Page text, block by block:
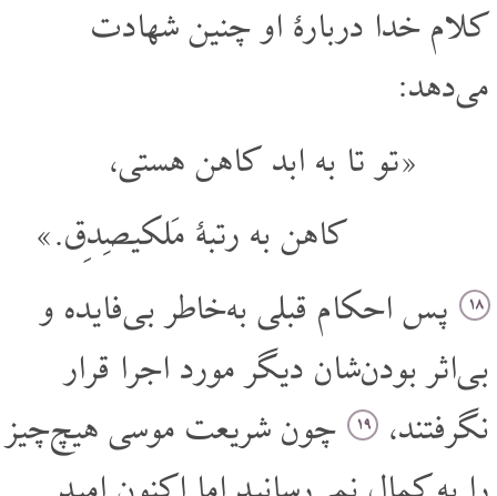
کلام خدا دربارۀ او چنین شهادت
می‌دهد:
«تو تا به ابد کاهن هستی،
کاهن به رتبۀ مَلکیصِدِق.»
۱۸ پس احکام قبلی به‌خاطر بی‌فایده و
بی‌اثر بودن‌شان دیگر مورد اجرا قرار
نگرفتند،
۱۹ چون شریعت موسی هیچ‌چیز